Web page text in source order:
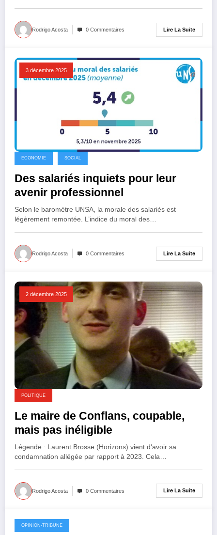
Rodrigo Acosta 0 Commentaires Lire La Suite
3 décembre 2025
ECONOMIE SOCIAL
Des salariés inquiets pour leur
avenir professionnel
Selon le baromètre UNSA, la morale des salariés est
légèrement remontée. L’indice du moral des…
Rodrigo Acosta 0 Commentaires Lire La Suite
2 décembre 2025
POLITIQUE
Le maire de Conflans, coupable,
mais pas inéligible
Légende : Laurent Brosse (Horizons) vient d'avoir sa
condamnation allégée par rapport à 2023. Cela…
Rodrigo Acosta 0 Commentaires Lire La Suite
28 novembre 2025
OPINION-TRIBUNE